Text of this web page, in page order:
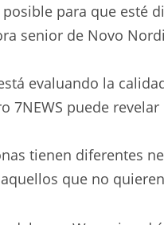
para que esté
senior de Novo
evaluando la
7NEWS puede
tienen diferentes
que no